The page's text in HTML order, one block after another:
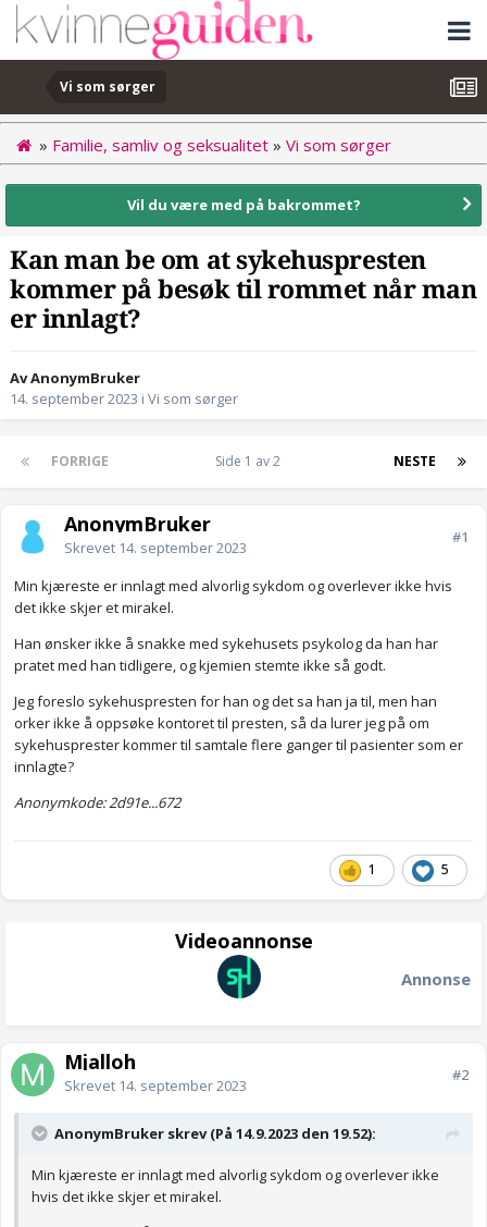
Vi som sørger
» Familie, samliv og seksualitet » Vi som sørger
Vil du være med på bakrommet?
Kan man be om at sykehuspresten
kommer på besøk til rommet når man
er innlagt?
Av AnonymBruker
14. september 2023 i Vi som sørger
FORRIGE NESTE
Side 1 av 2
AnonymBruker
Skrevet 14. september 2023
#1
Min kjæreste er innlagt med alvorlig sykdom og overlever ikke hvis
det ikke skjer et mirakel.
Han ønsker ikke å snakke med sykehusets psykolog da han har
pratet med han tidligere, og kjemien stemte ikke så godt.
Jeg foreslo sykehuspresten for han og det sa han ja til, men han
orker ikke å oppsøke kontoret til presten, så da lurer jeg på om
sykehusprester kommer til samtale flere ganger til pasienter som er
innlagte?
Anonymkode: 2d91e...672
1 5
Videoannonse
Annonse
Mjalloh
Skrevet 14. september 2023
#2
AnonymBruker skrev (På 14.9.2023 den 19.52):
Min kjæreste er innlagt med alvorlig sykdom og overlever ikke
hvis det ikke skjer et mirakel.